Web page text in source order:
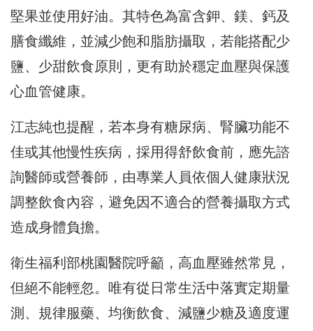
堅果並使用好油。其特色為富含鉀、鎂、鈣及
膳食纖維，並減少飽和脂肪攝取，若能搭配少
鹽、少甜飲食原則，更有助於穩定血壓與保護
心血管健康。
江志純也提醒，若本身有糖尿病、腎臟功能不
佳或其他慢性疾病，採用得舒飲食前，應先諮
詢醫師或營養師，由專業人員依個人健康狀況
調整飲食內容，避免因不適合的營養攝取方式
造成身體負擔。
衛生福利部桃園醫院呼籲，高血壓雖然常見，
但絕不能輕忽。唯有從日常生活中落實定期量
測、規律服藥、均衡飲食、減鹽少糖及適度運